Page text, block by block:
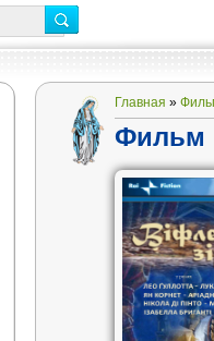
Главная »
Фильм